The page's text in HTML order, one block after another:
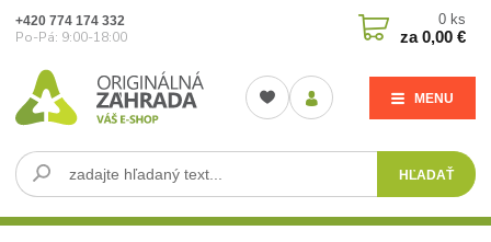
MENU
HĽADAŤ
+420 774 174 332
Po-Pá: 9:00-18:00
0 ks
za0,00 €